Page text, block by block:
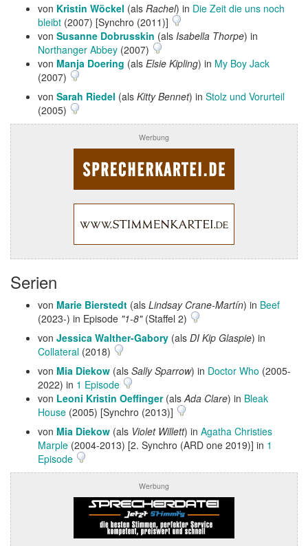
von Kristin Wöckel (als Rachel) in Die Zeit die uns noch
bleibt (2007) [Synchro (2011)]
von Susanne Dobrusskin (als Isabella Thorpe) in
Northanger Abbey (2007)
von Manja Doering (als Elsie Kipling) in My Boy Jack
(2007)
von Sarah Riedel (als Kitty Bennet) in Stolz und Vorurteil
(2005)
Werbung
Serien
von Marie Bierstedt (als Lindsay Crane-Martín) in Beef
(2023-) in Episode "1-8"(Staffel 2)
von Jessica Walther-Gabory (als DI Kip Glaspie) in
Collateral (2018)
von Mia Diekow (als Sally Sparrow) in Doctor Who (2005-
2022) in 1 Episode
von Leoni Kristin Oeffinger(alsAda Clare) in Bleak
House (2005) [Synchro (2013)]
von Mia Diekow (als Violet Willett) in Agatha Christies
Marple (2004-2013) [2. Synchro (ARD one 2019)] in 1
Episode
Werbung